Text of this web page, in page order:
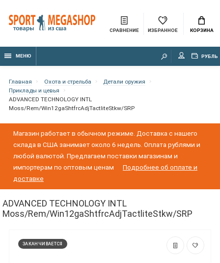
СРАВНЕНИЕ ИЗБРАННОЕ КОРЗИНА
МЕНЮ РУБЛЬ
Главная Охота и стрельба
Детали оружия
Приклады и цевья
ADVANCED TECHNOLOGY INTL
Moss/Rem/Win12gaShtfrcAdjTactliteStkw/SRP
Магазин работает в обычном режиме. Доставка с нашего
склада в США занимает около 6 недель. Оплата рублями и
любой валютой. Предлагаем поставки магазинам и
импортерам по оптовым ценам
Подробнее об оплате и
доставке
ADVANCED TECHNOLOGY INTL
Moss/Rem/Win12gaShtfrcAdjTactliteStkw/SRP
ЗАКАНЧИВАЕТСЯ